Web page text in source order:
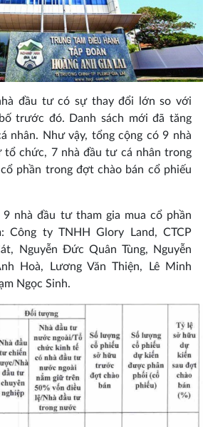
đầu tư có sự thay đổi lớn so với
trước đó. Danh sách mới đã tăng
nhân. Như vậy, tổng cộng có 9 nhà
tổ chức, 7 nhà đầu tư cá nhân trong
phần trong đợt chào bán cổ phiếu
9 nhà đầu tư tham gia mua cổ phần
Công ty TNHH Glory Land, CTCP
Nguyễn Đức Quân Tùng, Nguyễn
Hoà, Lương Văn Thiện, Lê Minh
Ngọc Sinh.